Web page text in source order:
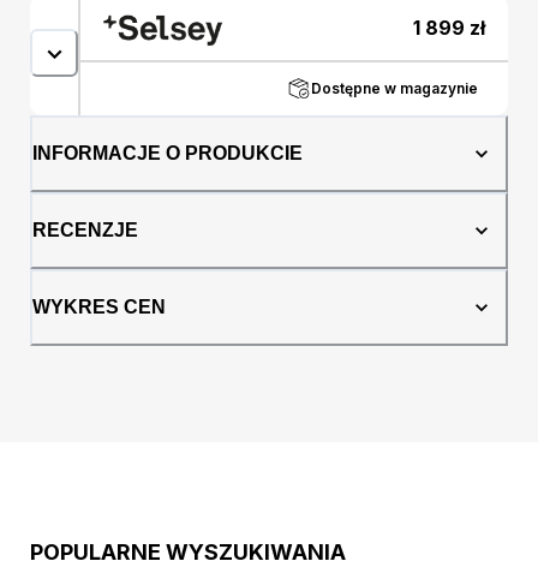
testom i uzyskał prestiżowy certyfikat CATAS,
gwarantujący nie tylko trwałość, ale również
bezpieczeństwo użytkowania. Zestaw składa
się z czterech krzeseł Bora Nardi oraz stołu
Clip - to nie tylko wytrzymała konstrukcja,
i promieniowanie UV, ale także kwintesencja
minimalizmu i komfortu. Praktyczne
nie tylko zapewniają wygodę, ale także
doskonale wspierają naturalną krzywiznę
konstrukcja mebli w drobne kółka zapewnia
doskonałą wentylację, co sprawia, że
1 899 zł
Dostępne w magazynie
INFORMACJE O PRODUKCIE
RECENZJE
WYKRES CEN
POPULARNE WYSZUKIWANIA